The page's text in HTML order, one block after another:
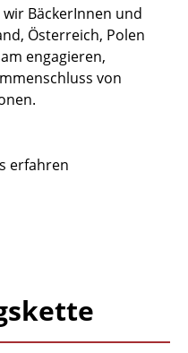
BäckerInnen und
Österreich, Polen
engagieren,
von
erfahren